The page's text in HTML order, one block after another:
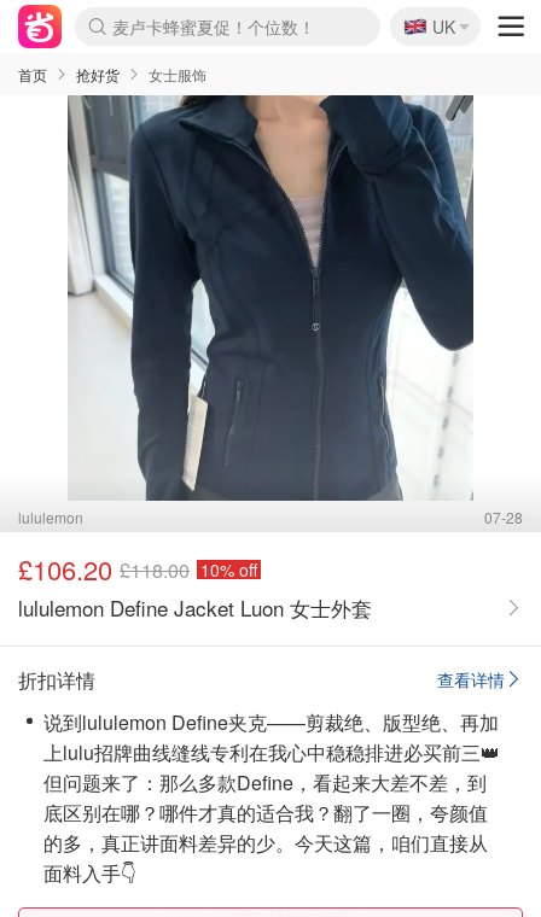
Prada/Miu 4.8折！
啥？必胜客披萨5折！
🇬🇧
UK
首页 抢好货 女士服饰
lululemon 07-28
£106.20 £118.00 10% off
lululemon Define Jacket Luon 女士外套
查看详情
折扣详情
说到lululemon Define夹克——剪裁绝、版型绝、再加
上lulu招牌曲线缝线专利在我心中稳稳排进必买前三👑
但问题来了：那么多款Define，看起来大差不差，到
底区别在哪？哪件才真的适合我？翻了一圈，夸颜值
的多，真正讲面料差异的少。今天这篇，咱们直接从
面料入手👇